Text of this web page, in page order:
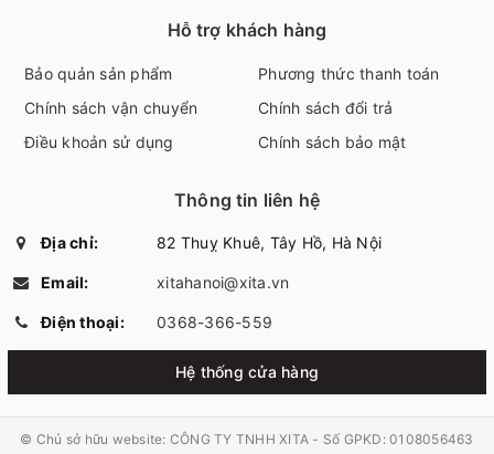
Hỗ trợ khách hàng
Bảo quản sản phẩm
Phương thức thanh toán
Chính sách vận chuyển
Chính sách đổi trả
Điều khoản sử dụng
Chính sách bảo mật
Thông tin liên hệ
Địa chỉ: 82 Thuỵ Khuê, Tây Hồ, Hà Nội
Email: xitahanoi@xita.vn
Điện thoại: 0368-366-559
Hệ thống cửa hàng
© Chủ sở hữu website: CÔNG TY TNHH XITA - Số GPKD: 0108056463